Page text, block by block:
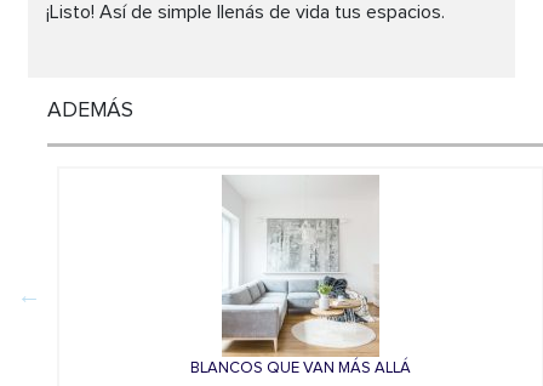
¡Listo! Así de simple llenás de vida tus espacios.
ADEMÁS
BLANCOS QUE VAN MÁS ALLÁ